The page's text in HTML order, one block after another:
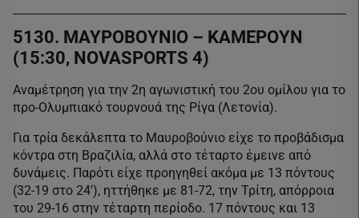
5130. ΜΑΥΡΟΒΟΥΝΙΟ – ΚΑΜΕΡΟΥΝ
(15:30, NOVASPORTS 4)
Αναμέτρηση για την 2η αγωνιστική του 2ου ομίλου για το
προ-Ολυμπιακό τουρνουά της Ρίγα (Λετονία).
Για τρία δεκάλεπτα το Μαυροβούνιο είχε το προβάδισμα
κόντρα στη Βραζιλία, αλλά στο τέταρτο έμεινε από
δυνάμεις. Παρότι είχε προηγηθεί ακόμα με 13 πόντους
(32-19 στο 24′), ηττήθηκε με 81-72, την Τρίτη, απόρροια
του 29-16 στην τέταρτη περίοδο. 17 πόντους και 13